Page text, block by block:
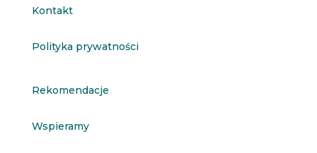
Kontakt
Polityka prywatności
Rekomendacje
Wspieramy